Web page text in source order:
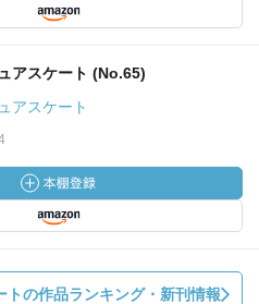
アスケート (No.65)
アスケート
トの作品ランキング・新刊情報